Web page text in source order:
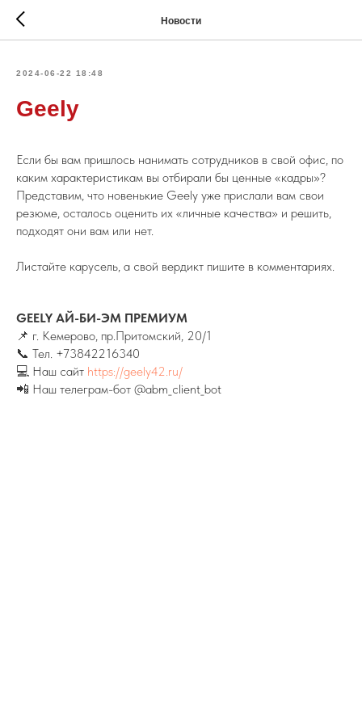
Новости
2024-06-22 18:48
Geely
Если бы вам пришлось нанимать сотрудников в свой офис, по
каким характеристикам вы отбирали бы ценные «кадры»?
Представим, что новенькие Geely уже прислали вам свои
резюме, осталось оценить их «личные качества» и решить,
подходят они вам или нет.
Листайте карусель, а свой вердикт пишите в комментариях.
GEELY АЙ-БИ-ЭМ ПРЕМИУМ
📌 г. Кемерово, пр.Притомский, 20/1
📞 Тел. +73842216340
💻 Наш сайт https://geely42.ru/
📲 Наш телеграм-бот @abm_client_bot